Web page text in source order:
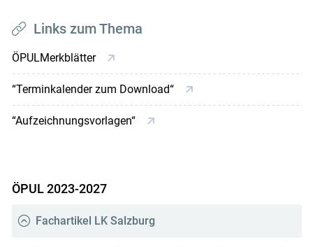
Links zum Thema
ÖPULMerkblätter
“Terminkalender zum Download“
“Aufzeichnungsvorlagen“
ÖPUL 2023-2027
Fachartikel LK Salzburg